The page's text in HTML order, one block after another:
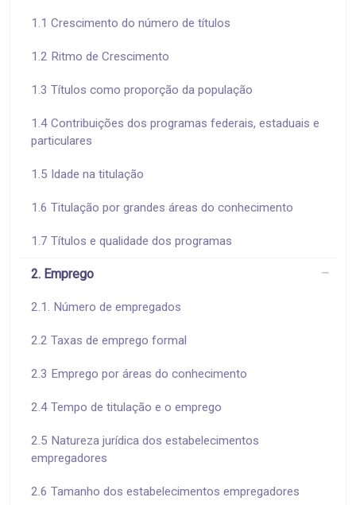
1.1 Crescimento do número de títulos
1.2 Ritmo de Crescimento
1.3 Títulos como proporção da população
1.4 Contribuições dos programas federais, estaduais e
particulares
1.5 Idade na titulação
1.6 Titulação por grandes áreas do conhecimento
1.7 Títulos e qualidade dos programas
2. Emprego
2.1. Número de empregados
2.2 Taxas de emprego formal
2.3 Emprego por áreas do conhecimento
2.4 Tempo de titulação e o emprego
2.5 Natureza jurídica dos estabelecimentos
empregadores
2.6 Tamanho dos estabelecimentos empregadores